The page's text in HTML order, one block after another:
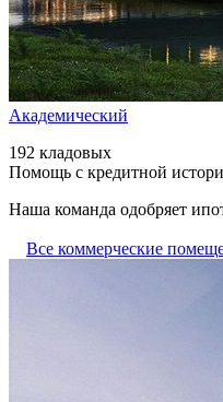
Академический
192 кладовых
Помощь с кредитной
Наша команда одобряет
Все коммерческие